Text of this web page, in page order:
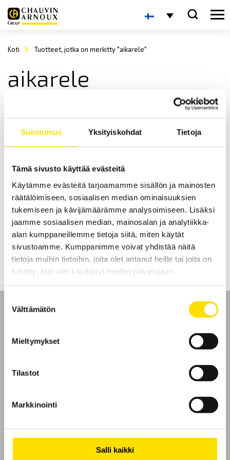
Suostumus Yksityiskohdat Tietoja
Tämä sivusto käyttää evästeitä
Käytämme evästeitä tarjoamamme sisällön ja mainosten
räätälöimiseen, sosiaalisen median ominaisuuksien
tukemiseen ja kävijämäärämme analysoimiseen. Lisäksi
jaamme sosiaalisen median, mainosalan ja analytiikka-
alan kumppaneillemme tietoja siitä, miten käytät
sivustoamme. Kumppanimme voivat yhdistää näitä
tietoja muihin tietoihin, joita olet antanut heille tai joita on
kerätty, kun olet käyttänyt heidän palvelujaan.
valinta
Välttämätön
Mieltymykset
Tilastot
Markkinointi
Salli kaikki
Koti Tuotteet, jotka on merkitty "aikarele"
aikarele
AMRA ja AMRA-MTI releet
AMRA on yksi maailman johtavista, elektromekaanisten releiden
valmistajista. AMRA valmistaa junaraideliikenteeseen sekä
muuntaja-asemiin soveltuvia releitä.
LUE LISÄÄ
GDPR
Evästeet